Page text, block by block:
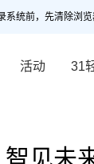
统前，先清除浏
活动 31
见未